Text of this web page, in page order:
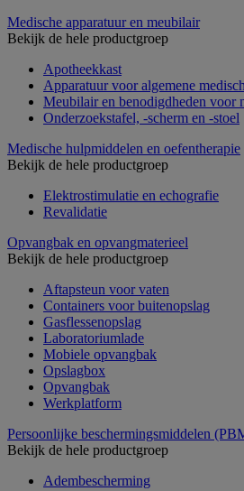
Medische apparatuur en meubilair
Bekijk de hele productgroep
Apotheekkast
Apparatuur voor algemene
Meubilair en benodigdheden voor
Onderzoekstafel, -scherm en -stoel
Medische hulpmiddelen en oefentherapie
Bekijk de hele productgroep
Elektrostimulatie en echografie
Revalidatie
Opvangbak en opvangmaterieel
Bekijk de hele productgroep
Aftapsteun voor vaten
Containers voor buitenopslag
Gasflessenopslag
Laboratoriumlade
Mobiele opvangbak
Opslagbox
Opvangbak
Werkplatform
Persoonlijke beschermingsmiddelen
Bekijk de hele productgroep
Adembescherming